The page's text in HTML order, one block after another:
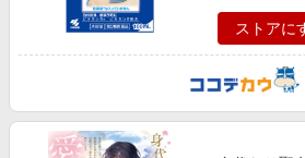
ストアに